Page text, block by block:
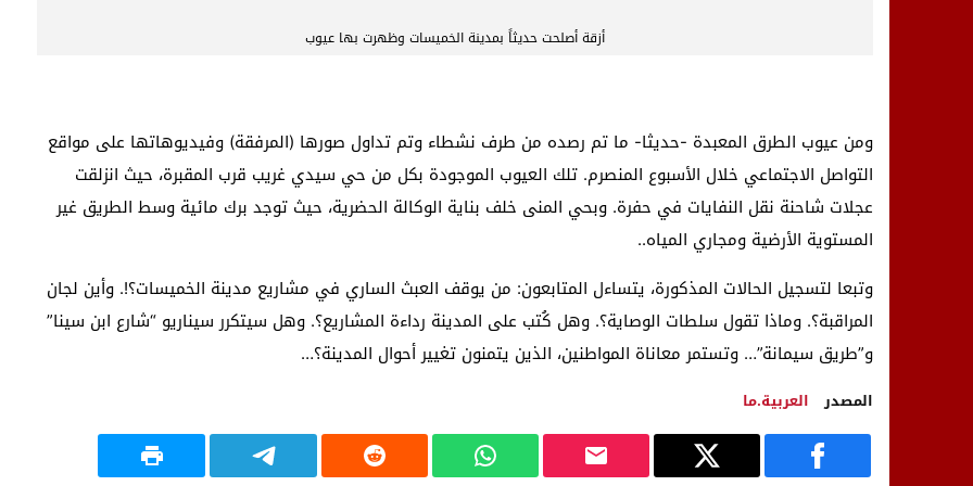
أزقة أصلحت حديثاً بمدينة الخميسات وظهرت بها عيوب
ومن عيوب الطرق المعبدة -حديثا- ما تم رصده من طرف نشطاء وتم تداول صورها (المرفقة) وفيديوهاتها على مواقع
التواصل الاجتماعي خلال الأسبوع المنصرم. تلك العيوب الموجودة بكل من حي سيدي غريب قرب المقبرة، حيث انزلقت
عجلات شاحنة نقل النفايات في حفرة. وبحي المنى خلف بناية الوكالة الحضرية، حيث توجد برك مائية وسط الطريق غير
المستوية الأرضية ومجاري المياه..
وتبعا لتسجيل الحالات المذكورة، يتساءل المتابعون: من يوقف العبث الساري في مشاريع مدينة الخميسات؟!. وأين لجان
المراقبة؟. وماذا تقول سلطات الوصاية؟. وهل كُتب على المدينة رداءة المشاريع؟. وهل سيتكرر سيناريو “شارع ابن سينا”
و”طريق سيمانة”… وتستمر معاناة المواطنين، الذين يتمنون تغيير أحوال المدينة؟…
المصدر العربية.ما